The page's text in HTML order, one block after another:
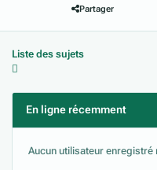
Partager
Liste des sujets
En ligne récemment
Aucun utilisateur